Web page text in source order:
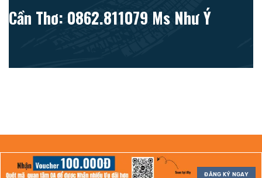
Cần Thơ: 0862.811079 Ms Như Ý
ĐĂNG KÝ NGAY